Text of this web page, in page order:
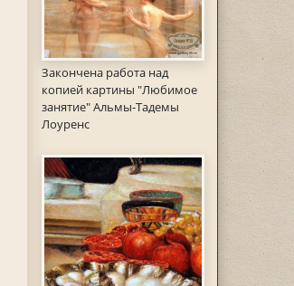
Закончена работа над
копией картины "Любимое
занятие" Альмы-Тадемы
Лоуренс